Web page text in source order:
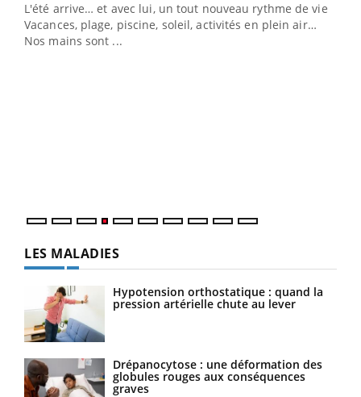
L'été arrive… et avec lui, un tout nouveau rythme de vie !
Vacances, plage, piscine, soleil, activités en plein air…
Nos mains sont ...
LES MALADIES
Hypotension orthostatique : quand la
pression artérielle chute au lever
Drépanocytose : une déformation des
globules rouges aux conséquences
graves